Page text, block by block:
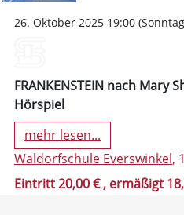
26. Oktober 2025 19:00
FRANKENSTEIN nach Mary
Hörspiel
mehr lesen...
Waldorfschule Everswinkel,
Eintritt 20,00 €, ermäßigt